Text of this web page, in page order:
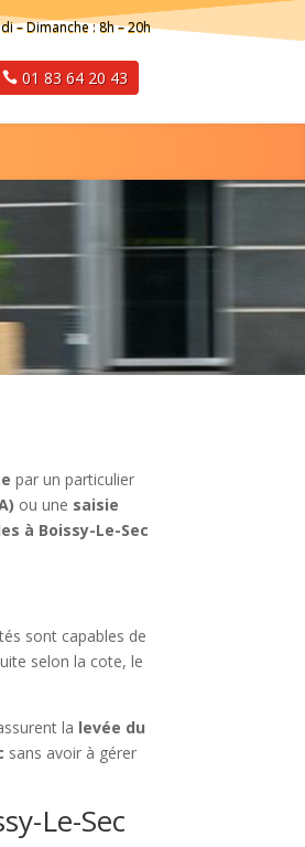
– Dimanche : 8h – 20h
01 83 64 20 43
par un particulier
ou une saisie
à Boissy-Le-Sec
sont capables de
selon la cote, le
la levée du
sans avoir à gérer
Le-Sec